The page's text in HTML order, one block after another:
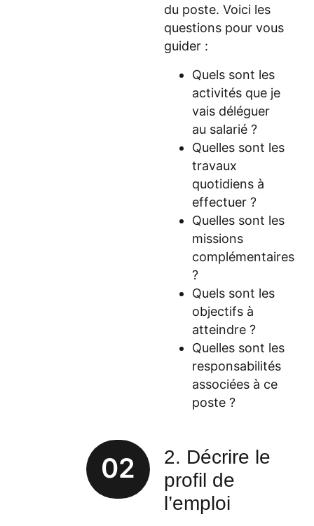
du poste. Voici les
questions pour vous
guider :
Quels sont les
activités que je
vais déléguer
au salarié ?
Quelles sont les
travaux
quotidiens à
effectuer ?
Quelles sont les
missions
complémentaires
?
Quels sont les
objectifs à
atteindre ?
Quelles sont les
responsabilités
associées à ce
poste ?
02
2. Décrire le
profil de
l’emploi